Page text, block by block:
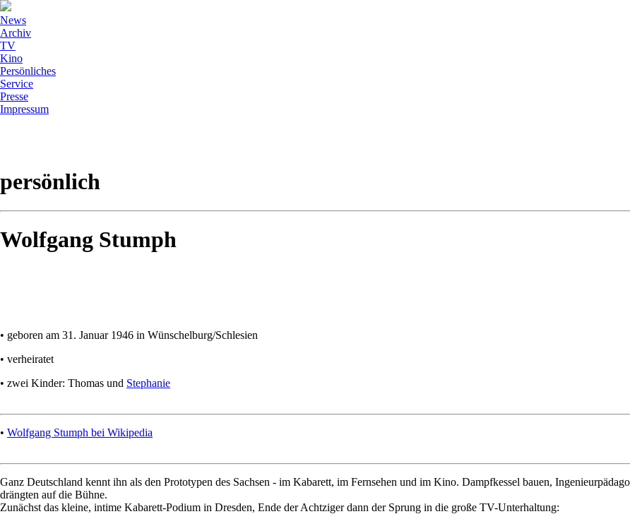
News
Archiv
TV
Kino
Persönliches
Service
Presse
Impressum
persönlich
Wolfgang Stumph
• geboren am 31. Januar 1946 in Wünschelburg/Schlesien
• verheiratet
• zwei Kinder: Thomas und Stephanie
• Wolfgang Stumph bei Wikipedia
Ganz Deutschland kennt ihn als den Prototypen des Sachsen - im Kabarett, im Fernsehen und im Kino. Dampfkessel bauen,
drängten auf die Bühne.
Zunächst das kleine, intime Kabarett-Podium in Dresden, Ende der Achtziger dann der Sprung in die große TV-Unterhaltung: